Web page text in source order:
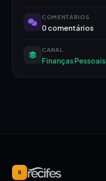
COMENTÁRIOS
0 comentários
CANAL
Finanças Pessoais
R